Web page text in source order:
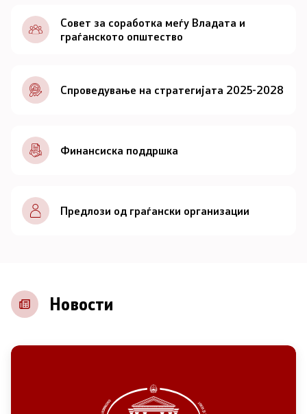
Документи
Совет
За советот
Документи
Записници и дневни редови од седниците на
Советот
Контакт
Основање на здружение
Совет за соработка меѓу Владата и
граѓанското општество
Спроведување на стратегијата 2025-2028
Финансиска поддршка
Предлози од граѓански организации
Новости